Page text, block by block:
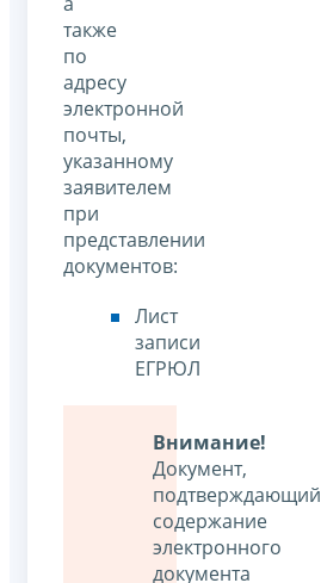
также
по
адресу
электронной
почты,
указанному
заявителем
при
представлении
документов:
Лист
записи
ЕГРЮЛ
Внимание!
Документ,
подтверждающий
содержание
электронного
документа